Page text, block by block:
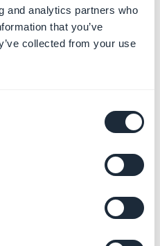
and analytics partners who
that you’ve
collected from your use
-
l'URL di un
al tuo account reseller
importa se hai impostato